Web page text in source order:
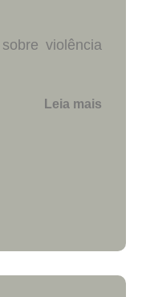
violência
Leia mais